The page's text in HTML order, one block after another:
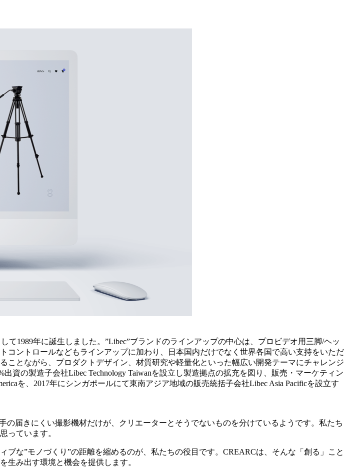
1989年に誕生しました。”Libec”ブランドのラインアップの中心は、プロビデオ用三脚/ヘッ
ントロールなどもラインアップに加わり、日本国内だけでなく世界各国で高い支持をいただ
とながら、プロダクトデザイン、材質研究や軽量化といった幅広い開発テーマにチャレンジ
資の製造子会社Libec Technology Taiwanを設立し製造拠点の拡充を図り、販売・マーケティン
を、2017年にシンガポールにて東南アジア地域の販売統括子会社Libec Asia Pacificを設立す
届きにくい撮影機材だけが、クリエーターとそうでないものを分けているようです。私たち
っています。
な”モノづくり”の距離を縮めるのが、私たちの役目です。CREARCは、そんな「創る」こと
生み出す環境と機会を提供します。